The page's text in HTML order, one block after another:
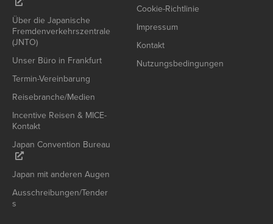
Über die Japanische
Fremdenverkehrszentrale
(JNTO)
Unser Büro in Frankfurt
Termin-Vereinbarung
Reisebranche/Medien
Incentive Reisen & MICE-
Kontakt
Japan Convention Bureau
Japan mit anderen Augen
Ausschreibungen/Tender
s
Cookie-Richtlinie
Impressum
Kontakt
Nutzungsbedingungen